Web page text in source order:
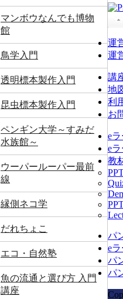
マンボウなんでも博物
館
鳥学入門
透明標本製作入門
昆虫標本製作入門
ペンギン大学～すみだ
水族館～
ウーパールーパー最前
線
縁側ネコ学
だれちょこ
エコ・自然塾
魚の流通と選び方 入門
講座
運
運
講
地
利
お
e
e
教
パ
e
パ
パ